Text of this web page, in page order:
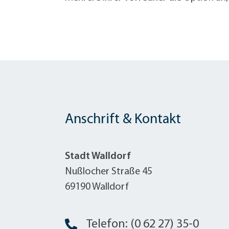
Anschrift & Kontakt
Stadt Walldorf
Nußlocher Straße 45
69190 Walldorf
Telefon: (0 62 27) 35-0